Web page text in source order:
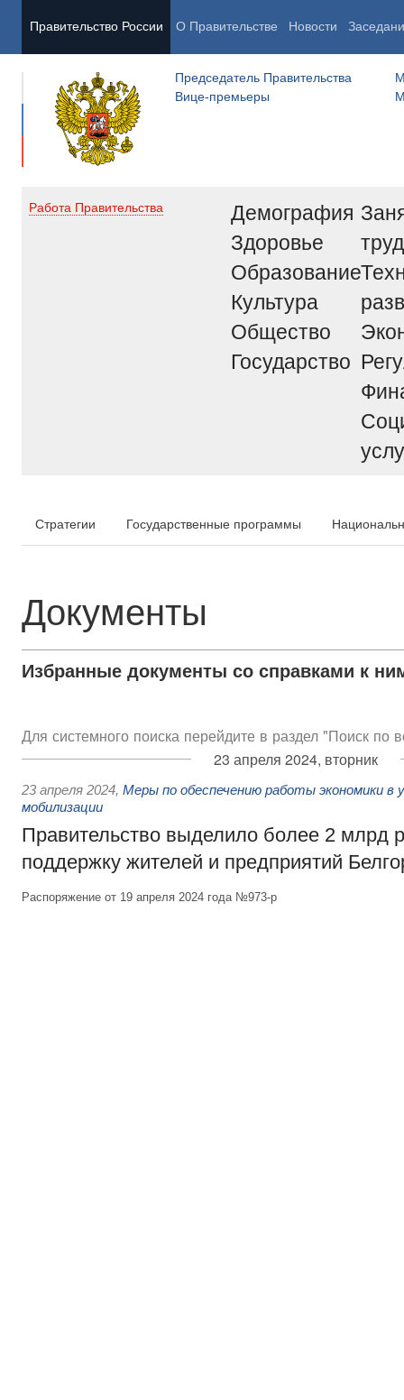
Правительство России О Правительстве Новости
Председатель Правительства
Вице-премьеры
Работа Правительства
Демография
Здоровье
Образование
Культура
Общество
Государство
труд
Стратегии Государственные программы
Документы
Избранные документы со справками к
Для системного поиска перейдите в раздел "Поиск по
23 апреля 2024, вторник
23 апреля 2024, Меры по обеспечению работы экономики в
мобилизации
Правительство выделило более 2 млрд
поддержку жителей и предприятий
Распоряжение от 19 апреля 2024 года №973-р